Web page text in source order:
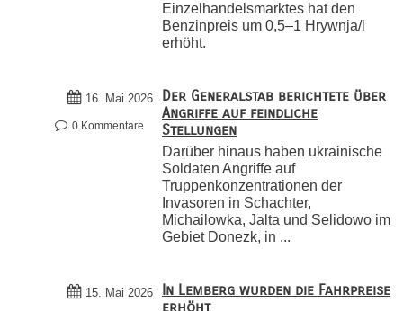
Einzelhandelsmarktes hat den
Benzinpreis um 0,5–1 Hrywnja/l
erhöht.
16. Mai 2026
0 Kommentare
Der Generalstab berichtete über
Angriffe auf feindliche
Stellungen
Darüber hinaus haben ukrainische
Soldaten Angriffe auf
Truppenkonzentrationen der
Invasoren in Schachter,
Michailowka, Jalta und Selidowo im
Gebiet Donezk, in ...
15. Mai 2026
In Lemberg wurden die Fahrpreise
erhöht